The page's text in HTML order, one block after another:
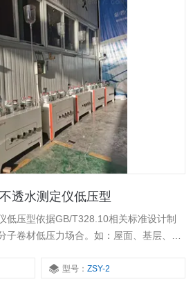
透水测定仪低压型
低压型依据GB/T328.10相关标准设计制
子卷材低压力场合。如：屋面、基层、隔
的情况下使用。
型号：ZSY-2